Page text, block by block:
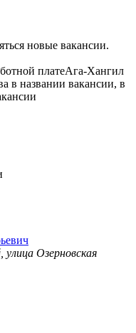
новые вакансии.
платеАга-Хангил
в названии вакансии, в
Озерновская